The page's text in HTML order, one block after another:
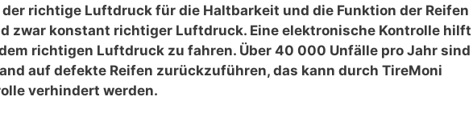
richtige Luftdruck für die Haltbarkeit und die Funktion der Reifen
zwar konstant richtiger Luftdruck. Eine elektronische Kontrolle hilft
richtigen Luftdruck zu fahren. Über 40 000 Unfälle pro Jahr sind
auf defekte Reifen zurückzuführen, das kann durch TireMoni
verhindert werden.